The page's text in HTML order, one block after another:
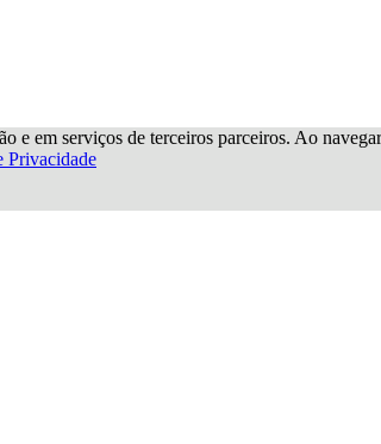
e em serviços de terceiros parceiros. Ao
Privacidade